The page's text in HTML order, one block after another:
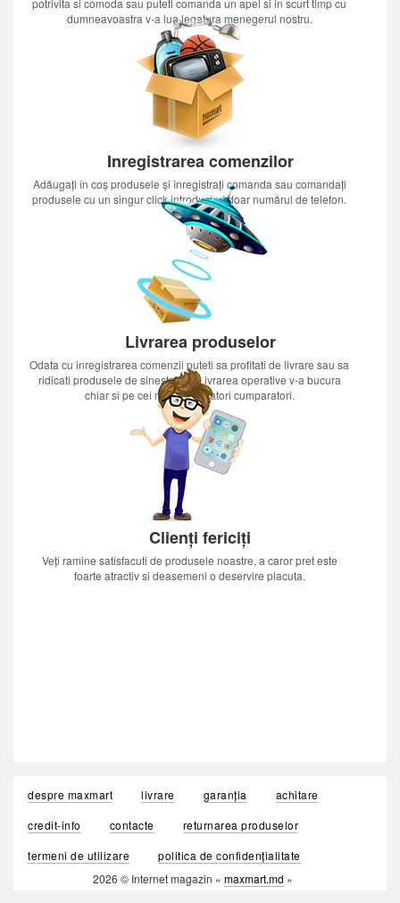
potrivita si comoda sau puteti comanda un apel si in scurt timp cu
dumneavoastra v-a lua legatura menegerul nostru.
Inregistrarea comenzilor
Adăugați în coș produsele și înregistrați comanda sau comandați
produsele cu un singur click introducînd doar numărul de telefon.
Livrarea produselor
Odata cu inregistrarea comenzii puteti sa profitati de livrare sau sa
ridicati produsele de sinestatator.Livrarea operative v-a bucura
chiar si pe cei mai nerabdatori cumparatori.
Clienți fericiți
Veți ramine satisfacuti de produsele noastre, a caror pret este
foarte atractiv si deasemeni o deservire placuta.
despre maxmart livrare garanția
achitare
credit-info
contacte
returnarea produselor
termeni de utilizare
politica de confidențialitate
2026 © Internet magazin « maxmart.md »